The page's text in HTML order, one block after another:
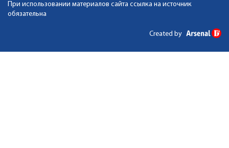
При использовании материалов сайта ссылка на источник
обязательна
Created by